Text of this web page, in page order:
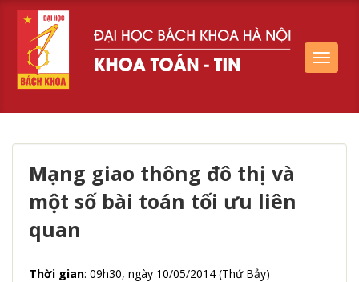
Toggle
Mạng giao thông đô thị và
một số bài toán tối ưu liên
quan
Thời gian: 09h30, ngày 10/05/2014 (Thứ Bảy)